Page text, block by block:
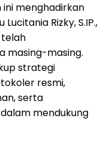
menghadirkan
Rizky, S.IP.,
telah
masing-masing.
strategi
resmi,
serta
mendukung